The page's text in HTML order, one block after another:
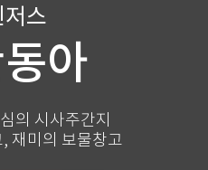
스
아
의 시사주간지
재미의 보물창고